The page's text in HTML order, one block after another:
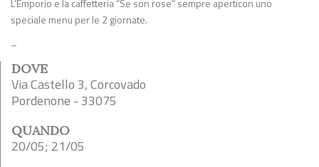
L’Emporio e la caffetteria “Se son rose” sempre aperticon uno
speciale menu per le 2 giornate.
–
DOVE
Via Castello 3, Corcovado
Pordenone - 33075
QUANDO
20/05; 21/05